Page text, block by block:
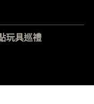
玩具巡禮